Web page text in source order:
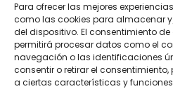
Para ofrecer las mejores
como las cookies para almacenar
del dispositivo. El consentimiento
permitirá procesar datos como el
navegación o las identificaciones
consentir o retirar el
a ciertas características y
Suscríbete a